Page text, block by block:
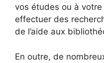
vos études ou à
effectuer des
de l’aide aux
En outre, de